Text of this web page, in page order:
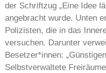
der Schriftzug „Eine Idee
angebracht wurde. Unten
Polizisten, die in das
versuchen. Darunter
Besetzer*innen:
Selbstverwaltete